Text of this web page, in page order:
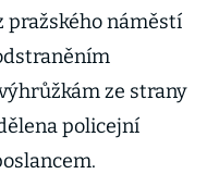
pražského náměstí
ze strany
policejní